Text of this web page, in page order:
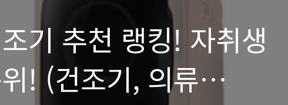
기 추천 랭킹! 자취생
! (건조기, 의류